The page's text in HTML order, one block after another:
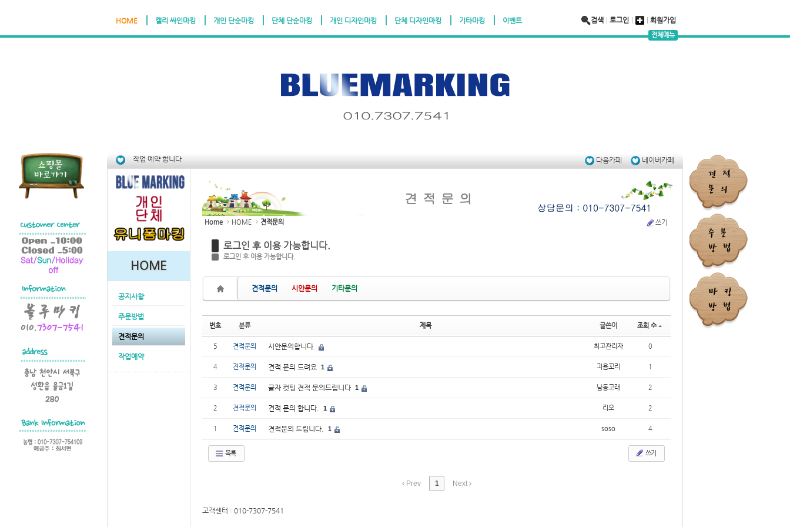
HOME 캘리 싸인마킹 개인 단순마킹 단체 단순마킹 개인 디자인마킹 단체 디자인마킹 기타마킹 이벤트 검색 로그인 회원가입
전체메뉴
네이버카페
다음카페
작업 예약 합니다
HOME
공지사항
주문방법
견적문의
작업예약
Home HOME 견적문의 쓰기
로그인 후 이용 가능합니다.
로그인 후 이용 가능합니다.
견적문의 시안문의 기타문의
번호 분류 제목 글쓴이 조회 수
5 견적문의 시안문의합니다. 최고관리자 0
4 견적문의 견적 문의 드려요 1 긔욤꼬리 1
3 견적문의 글자 컷팅 견적 문의드립니다 1 남동고래 2
2 견적문의 견적 문의 합니다. 1 리오 2
1 견적문의 견적문의 드립니다. 1 soso 4
목록 쓰기
Prev 1 Next
고객센터 : 010-7307-7541
Sketchbook5, 스케치북5